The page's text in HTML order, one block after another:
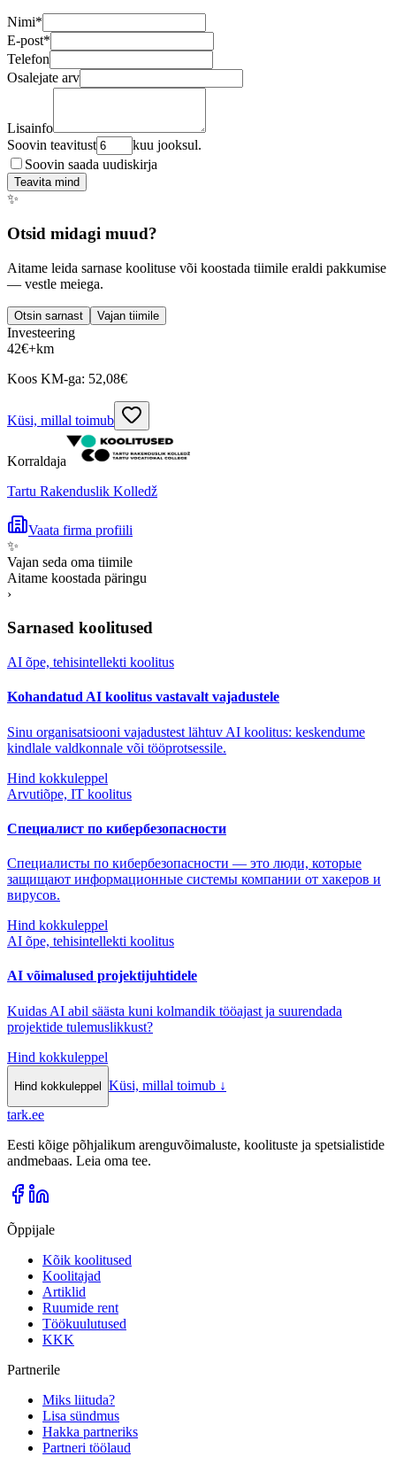
Nimi*
E-post*
Telefon
Osalejate arv
Lisainfo
Soovin teavitust
kuu jooksul.
Soovin saada uudiskirja
Teavita mind
✨
Otsid midagi muud?
Aitame leida sarnase koolituse või koostada tiimile eraldi pakkumise
— vestle meiega.
Otsin sarnast Vajan tiimile
Investeering
42€+km
Koos KM-ga: 52,08€
Küsi, millal toimub
Korraldaja
Tartu Rakenduslik Kolledž
Vaata firma profiili
✨
Vajan seda oma tiimile
Aitame koostada päringu
›
Sarnased koolitused
AI õpe, tehisintellekti koolitus
Kohandatud AI koolitus vastavalt vajadustele
Sinu organisatsiooni vajadustest lähtuv AI koolitus: keskendume
kindlale valdkonnale või tööprotsessile.
Hind kokkuleppel
Arvutiõpe, IT koolitus
Специалист по кибербезопасности
Специалисты по кибербезопасности — это люди, которые
защищают информационные системы компании от хакеров и
вирусов.
Hind kokkuleppel
AI õpe, tehisintellekti koolitus
AI võimalused projektijuhtidele
Kuidas AI abil säästa kuni kolmandik tööajast ja suurendada
projektide tulemuslikkust?
Hind kokkuleppel
Hind kokkuleppel Küsi, millal toimub ↓
tark.ee
Eesti kõige põhjalikum arenguvõimaluste, koolituste ja spetsialistide
andmebaas. Leia oma tee.
Õppijale
Kõik koolitused
Koolitajad
Artiklid
Ruumide rent
Töökuulutused
KKK
Partnerile
Miks liituda?
Lisa sündmus
Hakka partneriks
Partneri töölaud